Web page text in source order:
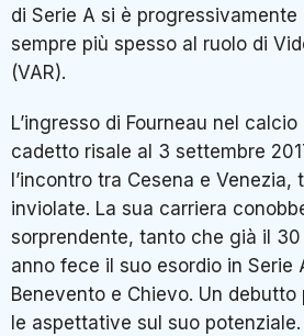
di Serie A si è
sempre più spesso al ruolo di
(VAR).
L’ingresso di Fourneau nel
cadetto risale al 3 settembre
l’incontro tra Cesena e Venezia,
inviolate. La sua carriera
sorprendente, tanto che già il
anno fece il suo esordio in Serie
Benevento e Chievo. Un
le aspettative sul suo potenziale.